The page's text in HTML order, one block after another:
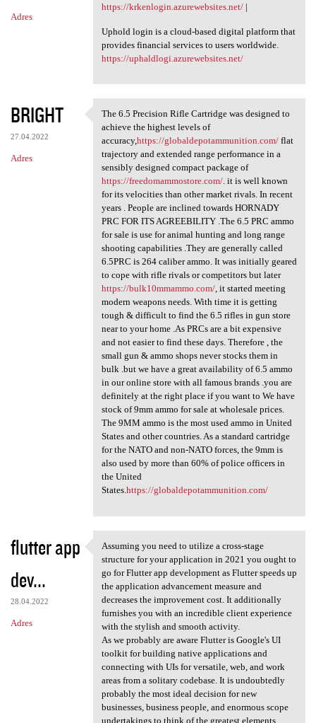
Adres
https://krkenlogin.azurewebsites.net/|
Uphold login is a cloud-based digital platform that
provides financial services to users worldwide.
https://uphaldlogi.azurewebsites.net/
BRIGHT
27.04.2022
Adres
The 6.5 Precision Rifle
The 6.5 Precision Rifle Cartridge was designed to
achieve the highest levels of
accuracy,https://globaldepotammunition.com/flat
trajectory and extended range performance in a
sensibly designed compact package of
https://freedomammostore.com/. it is well known
for its velocities than other market rivals. In recent
years . People are inclined towards HORNADY
PRC FOR ITS AGREEBILITY .The 6.5 PRC ammo
for sale is use for animal hunting and long range
shooting capabilities .They are generally called
6.5PRC is 264 caliber ammo. It was initially geared
to cope with rifle rivals or competitors but later
https://bulk10mmammo.com/, it started meeting
modern weapons needs. With time it is getting
tough & difficult to find the 6.5 rifles in gun store
near to your home .As PRCs are a bit expensive
and not easier to find these days. Therefore , the
small gun & ammo shops never stocks them in
bulk .but we have a great availability of 6.5 ammo
in our online store with all famous brands .you are
definitely at the right place if you want to We have
stock of 9mm ammo for sale at wholesale prices.
The 9MM ammo is the most used ammo in United
States and other countries. As a standard cartridge
for the NATO and non-NATO forces, the 9mm is
also used by more than 60% of police officers in
the United
States.https://globaldepotammunition.com/
flutter app
dev...
28.04.2022
Adres
Assuming you need to utilize
Assuming you need to utilize a cross-stage
structure for your application in 2021 you ought to
go for Flutter app development as Flutter speeds up
the application advancement measure and
decreases the improvement cost. It additionally
furnishes you with an incredible client experience
with the stylish and smooth activity.
As we probably are aware Flutter is Google's UI
toolkit for building native applications and
connecting with UIs for versatile, web, and work
areas from a solitary codebase. It is undoubtedly
probably the most ideal decision for new
businesses, business people, and enormous scope
undertakings to think of the greatest elements